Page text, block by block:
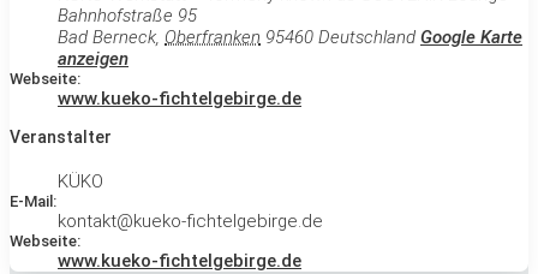
Bahnhofstraße 95
Bad Berneck, Oberfranken 95460 Deutschland Google Karte
anzeigen
Webseite:
www.kueko-fichtelgebirge.de
Veranstalter
KÜKO
E-Mail:
kontakt@kueko-fichtelgebirge.de
Webseite:
www.kueko-fichtelgebirge.de